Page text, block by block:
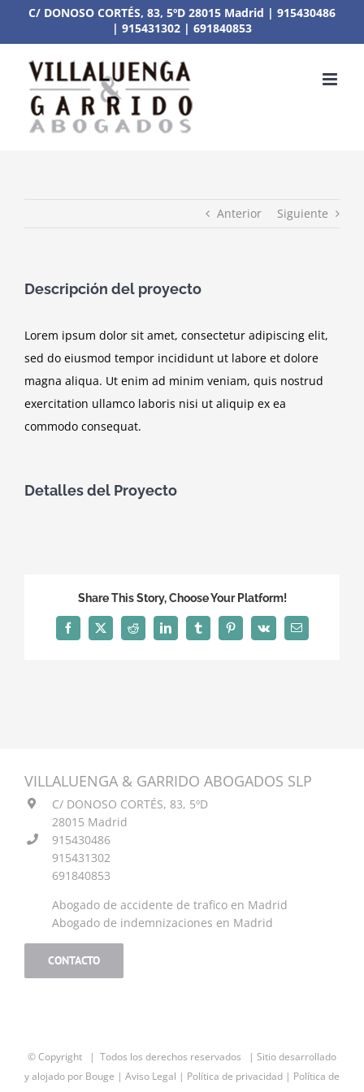
SaltarC/ DONOSO CORTÉS, 83, 5ºD 28015 Madrid | 915430486
| 915431302 | 691840853
Anterior Siguiente
Descripción del proyecto
Lorem ipsum dolor sit amet, consectetur adipiscing elit,
sed do eiusmod tempor incididunt ut labore et dolore
magna aliqua. Ut enim ad minim veniam, quis nostrud
exercitation ullamco laboris nisi ut aliquip ex ea
commodo consequat.
Detalles del Proyecto
Share This Story, Choose Your Platform!
Facebook
X Reddit LinkedInTumblrPinterest
Vk
Correo
electrónico
VILLALUENGA & GARRIDO ABOGADOS SLP
C/ DONOSO CORTÉS, 83, 5ºD
28015 Madrid
915430486
915431302
691840853
Abogado de accidente de trafico en Madrid
Abogado de indemnizaciones en Madrid
CONTACTO
© Copyright
| Todos los derechos reservados | Sitio desarrollado
y alojado por Bouge | Aviso Legal | Política de privacidad | Política de
Necesarias
cookies no
Estadísticas
Para que
podamos
mejorar la
funcionalidad
de la web, en
base a cómo
se usa la web.
Experiencia
visita. Si
rechaza estas